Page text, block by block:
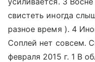
свистеть иногда
разное время ). 4
Соплей нет совсем.
февраля 2015 г. 1 В